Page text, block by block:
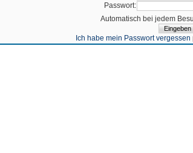
Passwort:
Automatisch bei jedem
Ich habe mein Passwort vergessen